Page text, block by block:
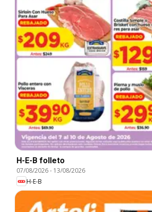
H-E-B folleto
07/08/2026- 13/08/2026
H-E-B